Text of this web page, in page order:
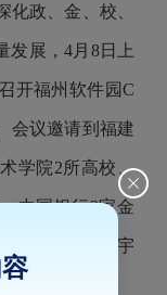
政、金、校、
发展，4月8日上
开福州软件园C
会议邀请到福建
学院2所高校、
中国银行3家金
资、北科大舟宇
来。